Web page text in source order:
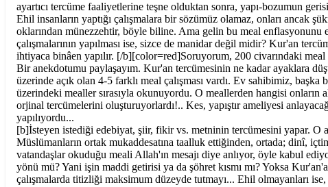
ayartıcı tercüme faaliyetlerine teşne olduktan sonra, yapı-bozumun
Ehil insanların yaptığı çalışmalara bir sözümüz olamaz, onları ancak
oklarından münezzehtir, böyle biline. Ama gelin bu meal enflasyonunu
çalışmalarının yapılması ise, sizce de manidar değil midir? Kur'an
ihtiyaca binâen yapılır. [/b][color=red]Soruyorum, 200 civarındaki
Bir anekdotumu paylaşayım. Kur'an tercümesinin ne kadar ayaklara
üzerinde açık olan 4-5 farklı meal çalışması vardı. Ev sahibimiz,
üzerindeki mealler sırasıyla okunuyordu. O meallerden hangisi
orjinal tercümelerini oluşturuyorlardı!.. Kes, yapıştır ameliyesi
yapılıyordu...
[b]İsteyen istediği edebiyat, şiir, fikir vs. metninin tercümesini yapar. O
Müslümanların ortak mukaddesatına taalluk ettiğinden, ortada; dinî,
vatandaşlar okuduğu meali Allah'ın mesajı diye anlıyor, öyle kabul
yönü mü? Yani işin maddi getirisi ya da şöhret kısmı mı? Yoksa
çalışmalarda titizliği maksimum düzeyde tutmayı... Ehil olmayanları